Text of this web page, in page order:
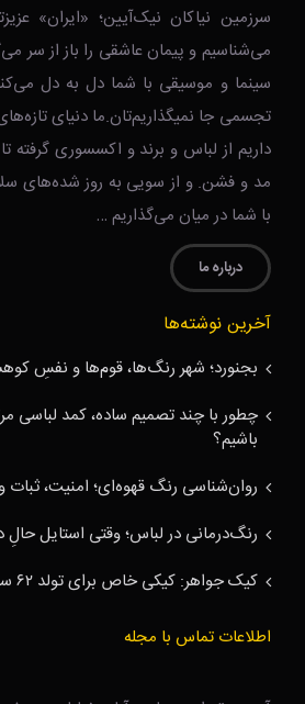
سرزمین نیاکان نیک‌‌‌آیین؛ «ایران»
می‌شناسیم و پیمان عاشقی را باز از سر
سینما و موسیقی با شما دل به دل
تجسمی جا نمیگذاریم‌تان.ما دنیای
داریم از لباس و برند و اکسسوری
مد و فشن. و از سویی به روز شده‌های
با شما در میان می‌گذاریم …
درباره ما
آخرین نوشته‌ها
بجنورد؛ شهر رنگ‌ها، قوم‌ها و نفسِ
چطور با چند تصمیم ساده، کمد لباسی
باشیم؟
روان‌شناسی رنگ قهوه‌ای؛ امنیت،
رنگ‌درمانی در لباس؛ وقتی استایل
کیک جواهر: کیکی خاص برای تولد ۶۲ سالگی نیتا آمبانی
اطلاعات تماس با مجله